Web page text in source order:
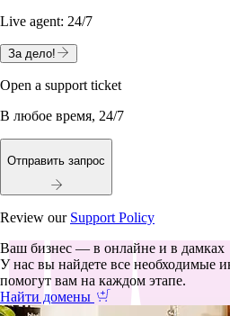
Live agent: 24/7
За дело!
Open a support ticket
В любое время, 24/7
Отправить запрос
Review our Support Policy
Ваш бизнес — в онлайне и в дамках
У нас вы найдете все необходимые
помогут вам на каждом этапе.
Найти домены